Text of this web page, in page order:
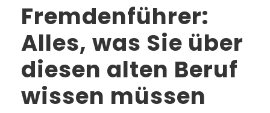
Fremdenführer:
Alles, was Sie über
diesen alten Beruf
wissen müssen